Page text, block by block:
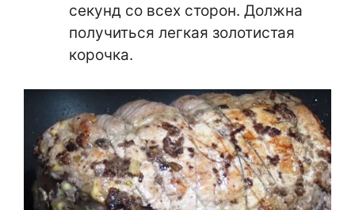
секунд со всех сторон. Должна
получиться легкая золотистая
корочка.